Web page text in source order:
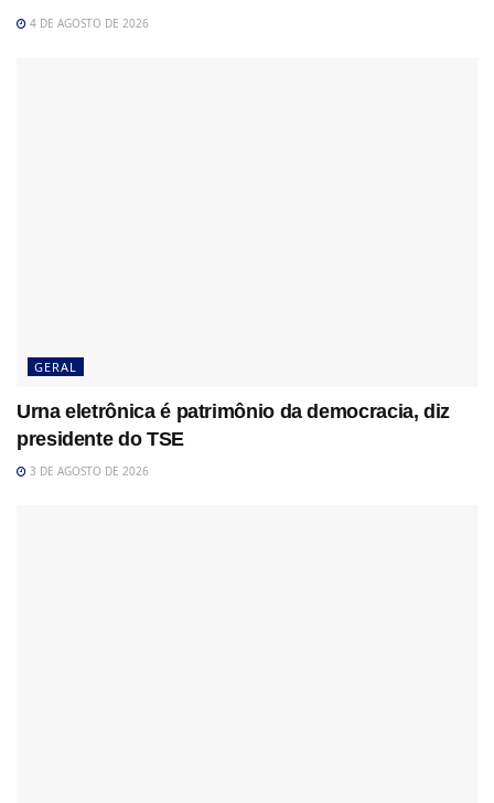
4 DE AGOSTO DE 2026
GERAL
Urna eletrônica é patrimônio da democracia, diz
presidente do TSE
3 DE AGOSTO DE 2026